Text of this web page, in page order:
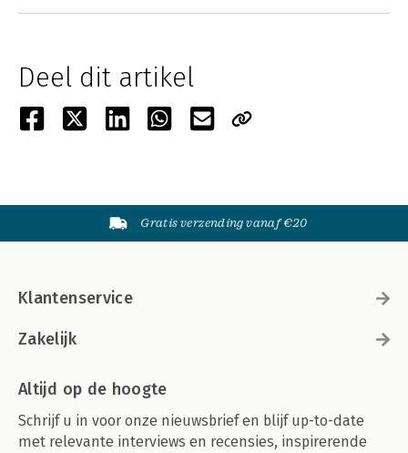
Deel dit artikel
Gratis verzending vanaf €20
Klantenservice
Zakelijk
Altijd op de hoogte
Schrijf u in voor onze nieuwsbrief en blijf up-to-date
met relevante interviews en recensies, inspirerende